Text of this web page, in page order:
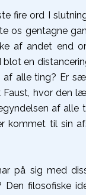
fire ord I
os gentagne
af andet end
en
alle ting? Er
hvor den
af
kommet til sin
på sig med
Den filosofiske